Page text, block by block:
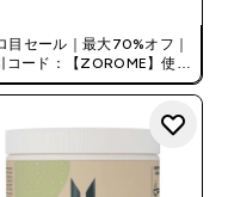
目セール｜最大70%オフ｜
コード：【ZOROME】使用
で追加10%オフ！